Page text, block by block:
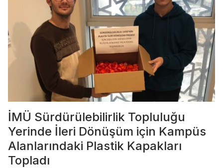
İMÜ Sürdürülebilirlik Topluluğu
Yerinde İleri Dönüşüm için Kampüs
Alanlarındaki Plastik Kapakları
Topladı